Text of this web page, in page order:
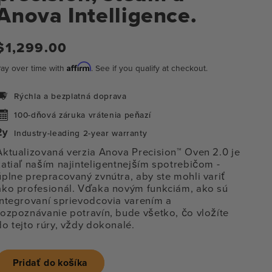
Intelligence.
over time withAffirm. See if you qualify at checkout.
Rýchla a bezplatná doprava
100-dňová záruka vrátenia peňazí
Industry-leading 2-year warranty
verzia Anova Precision™ Oven 2.0 je
naším najinteligentnejším spotrebičom -
prepracovaný zvnútra, aby ste mohli variť
profesionál. Vďaka novým funkciám, ako sú
sprievodcovia varením a
potravín, bude všetko, čo vložíte
tejto rúry, vždy dokonalé.
Pridať do košíka